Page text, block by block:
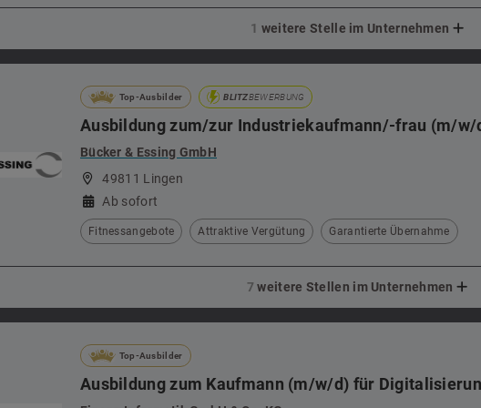
Tiere
1 weitere Stelle im Unternehmen
Top-Ausbilder BLITZBEWERBUNG
Ausbildung zum/zur Industriekaufmann/-frau (m/w/
Bücker & Essing GmbH
49811 Lingen
Ab sofort
Fitnessangebote Attraktive Vergütung Garantierte Übernahme
7 weitere Stellen im Unternehmen
Top-Ausbilder
Ausbildung zum Kaufmann (m/w/d) für